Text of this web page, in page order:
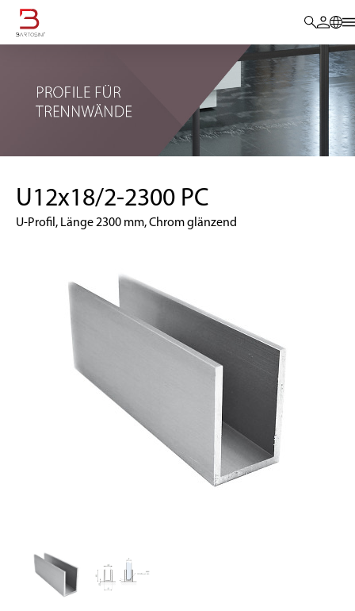
U12x18/2-2300 PC
U-Profil, Länge 2300 mm, Chrom glänzend